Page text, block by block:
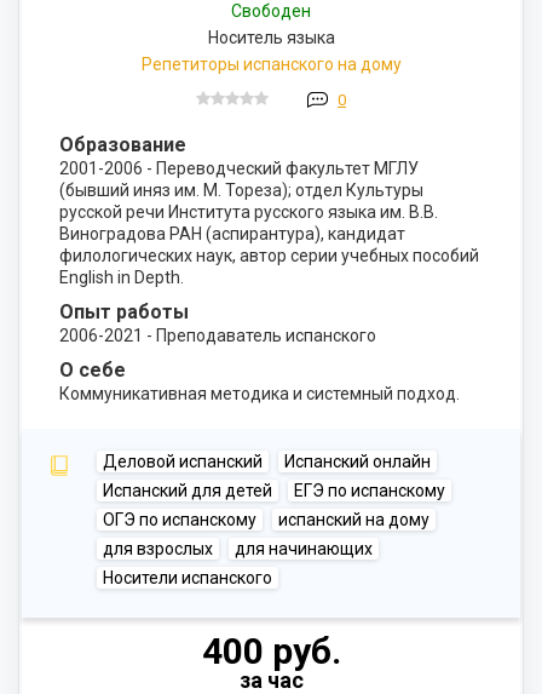
Свободен
Носитель языка
Репетиторы испанского на дому
0
Образование
2001-2006 - Переводческий факультет МГЛУ
(бывший иняз им. М. Тореза); отдел Культуры
русской речи Института русского языка им. В.В.
Виноградова РАН (аспирантура), кандидат
филологических наук, автор серии учебных пособий
English in Depth.
Опыт работы
2006-2021 - Преподаватель испанского
О себе
Коммуникативная методика и системный подход.
Деловой испанский
Испанский онлайн
Испанский для детей
ЕГЭ по испанскому
ОГЭ по испанскому
испанский на дому
для взрослых
для начинающих
Носители испанского
400 руб.
за час